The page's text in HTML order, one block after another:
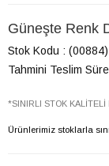
Güneşte Renk
Stok Kodu
(00884)
Tahmini Teslim
*SINIRLI STOK
Ürünlerimiz stoklarla